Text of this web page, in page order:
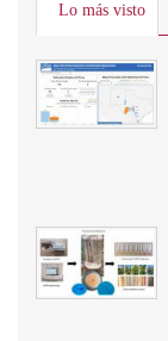
Lo más visto